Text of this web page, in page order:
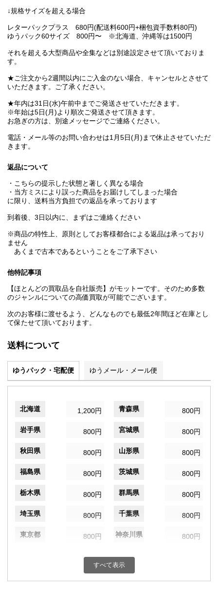
↓規格サイズを超える場合
レターパックプラス 680円(配送料600円+梱包資手数料80円)
ゆうパック60サイズ 800円〜 ※北海道、沖縄等は1500円
それを超える大型商品や全集などは別途設定させて頂いておりま
す。
★ご注文から2週間以内にご入金のない場合、キャンセルとさせて
いただきます。ご了承ください。
★年内は31日(水)午前中までご発送させていただきます。
※年始は5日(月)より順次ご発送させて頂きます。
お急ぎの方は、別途メッセージでご連絡ください。
電話・メール等のお問い合わせは1月5日(月)まで休止させていただ
きます。
返品について
・こちらの提示した状態と著しく異なる場合
・当方ミスにより誤った商品をお届けしてしまった場合
に限り、送料当方負担での返品を承っております
到着後、3日以内に、まずはご連絡ください
※商品の特性上、原則としてお客様都合による返品は承っており
ません
あくまで古本であるということをご了承下さい
他特記事項
【ほとんどの買取品を自社販売】がモットーです。そのため多数
のジャンルについての高価買取が可能でございます。
次のお客様に渡せるよう、どんなものでも最低2年間ほど在庫とし
て保たせて頂いております。
送料について
ゆうパック・宅配便 ゆうメール・メール便
北海道 1,200円 青森県 800円
岩手県 800円 宮城県 800円
秋田県 800円 山形県 800円
福島県 800円 茨城県 800円
栃木県 800円 群馬県 800円
埼玉県 800円 千葉県 800円
東京都 800円 神奈川県 800円
800円 富山県
すべて表示